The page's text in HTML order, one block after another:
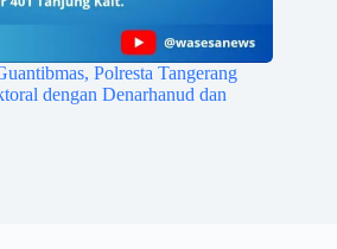
Polresta Tangerang
dengan Denarhanud dan